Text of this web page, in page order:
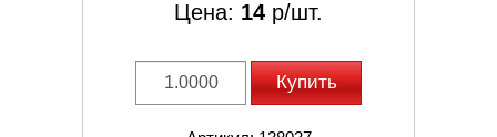
Цена: 14 р/шт.
Купить